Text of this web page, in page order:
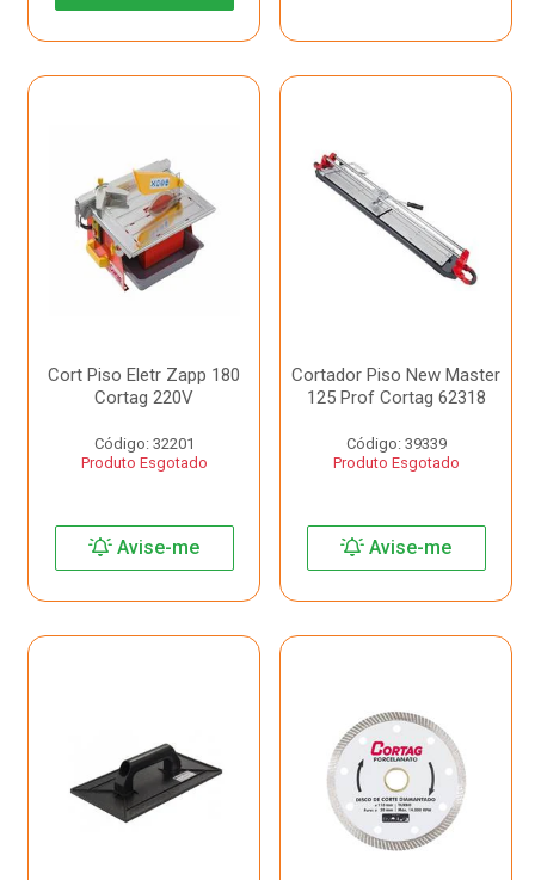
Cort Piso Eletr Zapp 180
Cortag 220V
Código: 32201
Produto Esgotado
Avise-me
Cortador Piso New Master
125 Prof Cortag 62318
Código: 39339
Produto Esgotado
Avise-me